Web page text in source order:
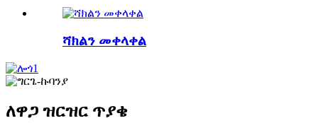
ሻክልን መቀላቀል
ለዋጋ ዝርዝር ጥያቄ